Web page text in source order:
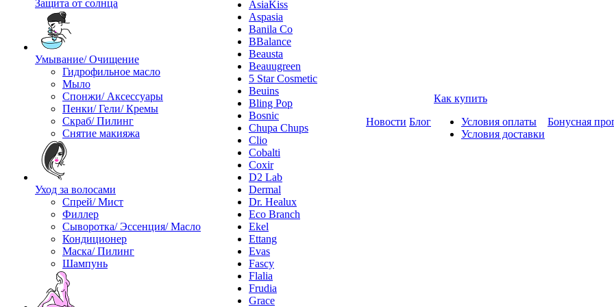
Защита от солнца
Умывание/ Очищение
Гидрофильное масло
Мыло
Спонжи/ Аксессуары
Пенки/ Гели/ Кремы
Скраб/ Пилинг
Снятие макияжа
Уход за волосами
Спрей/ Мист
Филлер
Сыворотка/ Эссенция/ Масло
Кондиционер
Маска/ Пилинг
Шампунь
AsiaKiss
Aspasia
Banila Co
BBalance
Beausta
Beauugreen
5 Star Cosmetic
Beuins
Bling Pop
Bosnic
Chupa Chups
Clio
Cobalti
Coxir
D2 Lab
Dermal
Dr. Healux
Eco Branch
Ekel
Ettang
Evas
Fascy
Flalia
Frudia
Grace
Новости Блог
Как купить
Условия оплаты
Условия доставки
Бонусная